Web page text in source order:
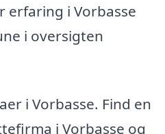
i Vorbasse
i oversigten
i Vorbasse. Find en
i Vorbasse og